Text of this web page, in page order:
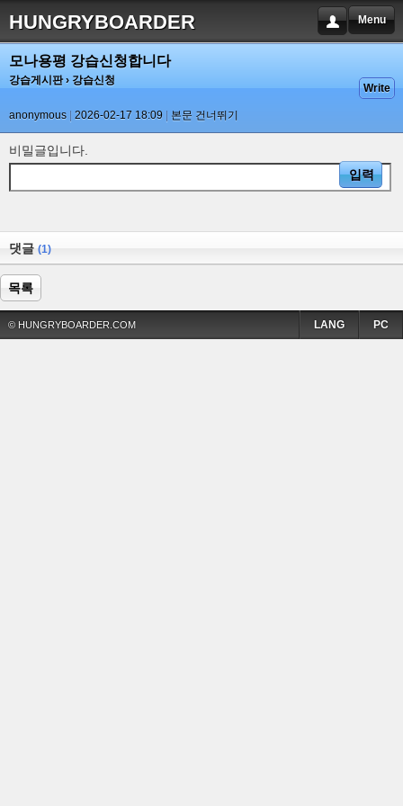
HUNGRYBOARDER Menu
모나용평 강습신청합니다
강습게시판› 강습신청
anonymous 2026-02-17 18:09 본문 건너뛰기
Write
비밀글입니다.
댓글 (1)
목록
© HUNGRYBOARDER.COM PC
LANG